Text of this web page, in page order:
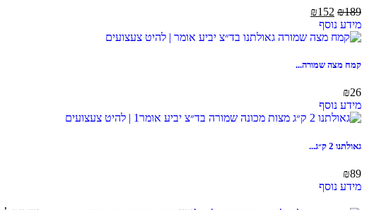
₪189
₪152
מידע נוסף
קמח מצה שמורה...
₪26
מידע נוסף
גאולתנו 2 ק״ג...
₪89
מידע נוסף